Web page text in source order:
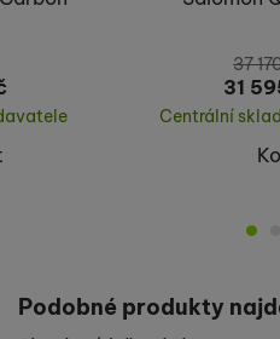
37
31
Centrální
Podobné produkty